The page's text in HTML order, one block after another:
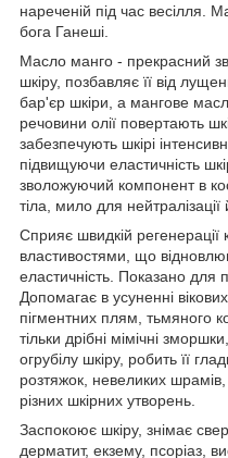
нареченій під час весілля.
бога Ганеші.
Масло манго - прекрасний
шкіру, позбавляє її від
бар'єр шкіри, а мангове
речовини олії повертають
забезпечують шкірі
підвищуючи еластичність
зволожуючий компонент в
тіла, мило для
Сприяє швидкій
властивостями, що
еластичність. Показано для
Допомагає в усуненні
пігментних плям, тьмяного
тільки дрібні мімічні
огрубілу шкіру, робить її
розтяжок, невеликих
різних шкірних утворень.
Заспокоює шкіру, знімає
дерматит, екзему, псоріаз,